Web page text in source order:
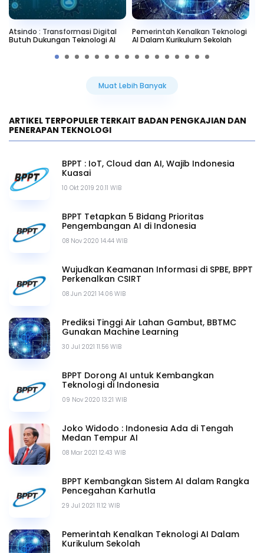
Atsindo : Transformasi Digital
Butuh Dukungan Teknologi AI
Pemerintah Kenalkan Teknologi
AI Dalam Kurikulum Sekolah
Muat Lebih Banyak
ARTIKEL TERPOPULER TERKAIT BADAN PENGKAJIAN DAN
PENERAPAN TEKNOLOGI
10 Okt 2019 20.11 WIB
BPPT : IoT, Cloud dan AI, Wajib Indonesia
Kuasai
08 Nov 2020 14.44 WIB
BPPT Tetapkan 5 Bidang Prioritas
Pengembangan AI di Indonesia
08 Jun 2021 14.06 WIB
Wujudkan Keamanan Informasi di SPBE, BPPT
Perkenalkan CSIRT
30 Jul 2021 11.56 WIB
Prediksi Tinggi Air Lahan Gambut, BBTMC
Gunakan Machine Learning
09 Nov 2020 13.21 WIB
BPPT Dorong AI untuk Kembangkan
Teknologi di Indonesia
08 Mar 2021 12.43 WIB
Joko Widodo : Indonesia Ada di Tengah
Medan Tempur AI
29 Jul 2021 11.12 WIB
BPPT Kembangkan Sistem AI dalam Rangka
Pencegahan Karhutla
Pemerintah Kenalkan Teknologi AI Dalam
Kurikulum Sekolah